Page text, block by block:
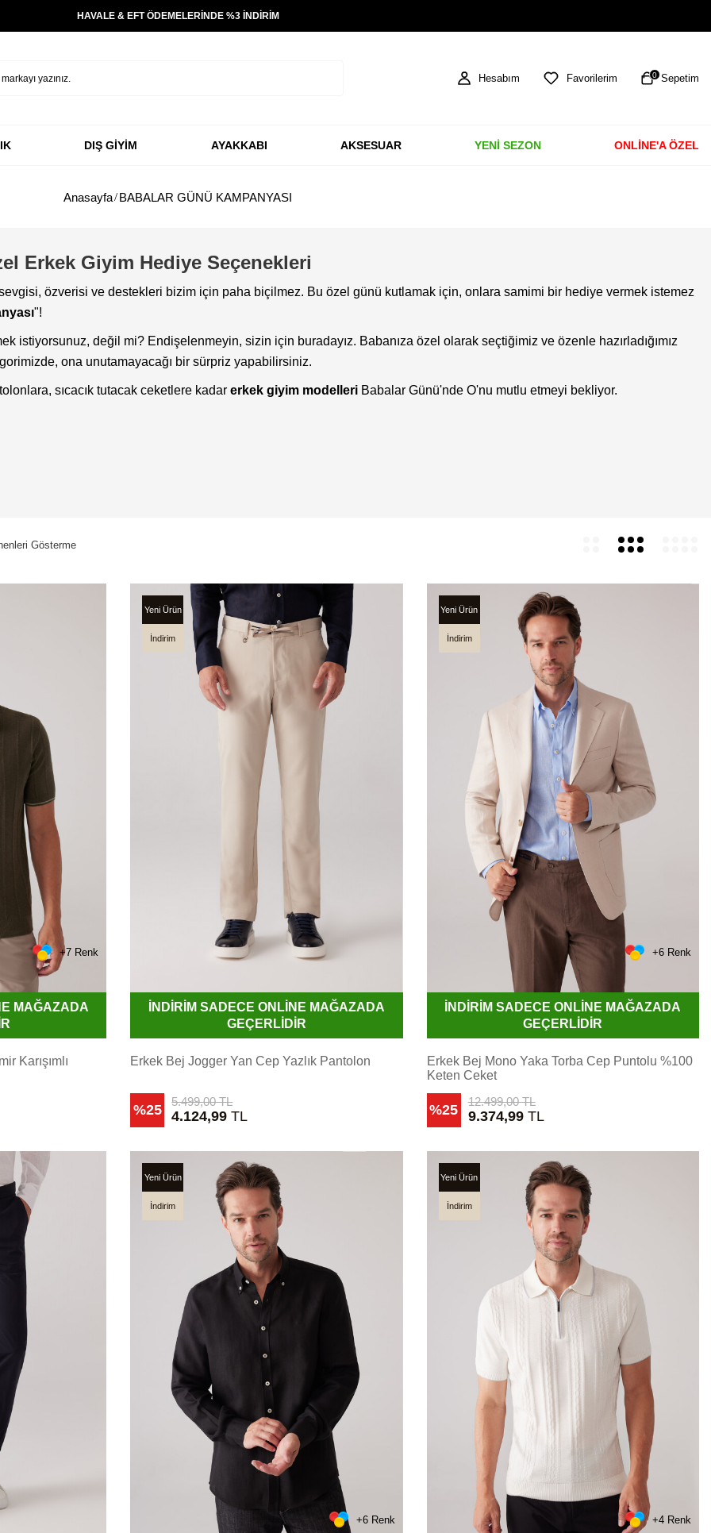
HAVALE & EFT ÖDEMELERİNDE %3 İNDİRİM
Hesabım Favorilerim 0 Sepetim
DIŞ GİYİM AYAKKABI AKSESUAR YENİ SEZON ONLİNE'A ÖZEL
Anasayfa BABALAR GÜNÜ KAMPANYASI
Erkek Giyim Hediye Seçenekleri
sevgisi, özverisi ve destekleri bizim için paha biçilmez. Bu özel günü kutlamak için, onlara samimi bir hediye vermek istemez
"!
istiyorsunuz, değil mi? Endişelenmeyin, sizin için buradayız. Babanıza özel olarak seçtiğimiz ve özenle hazırladığımız
ona unutamayacağı bir sürpriz yapabilirsiniz.
sıcacık tutacak ceketlere kadar erkek giyim modelleri Babalar Günü'nde O'nu mutlu etmeyi bekliyor.
Gösterme
+7 Renk
MAĞAZADA
Karışımlı
Yeni Ürün
İndirim
İNDİRİM SADECE ONLİNE MAĞAZADA
GEÇERLİDİR
Erkek Bej Jogger Yan Cep Yazlık Pantolon
%25
5.499,00TL
4.124,99 TL
Yeni Ürün
İndirim
+6 Renk
İNDİRİM SADECE ONLİNE MAĞAZADA
GEÇERLİDİR
Erkek Bej Mono Yaka Torba Cep Puntolu %100
Keten Ceket
%25
12.499,00TL
9.374,99TL
Yeni Ürün
İndirim
+6 Renk
Yeni Ürün
İndirim
+4 Renk